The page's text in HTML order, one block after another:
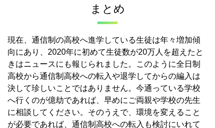
まとめ
現在、通信制の高校へ進学している生徒は年々増加傾
向にあり、2020年に初めて生徒数が20万人を超えたと
きはニュースにも報じられました。
このように全日制
高校から通信制高校への転入や退学してからの編入は
決して珍しいことではありません。 今通っている学校
へ行くのが億劫であれば、早めにご両親や学校の先生
に相談してください。 そのうえで、環境を変えること
が必要であれば、通信制高校への転入も検討にいれて